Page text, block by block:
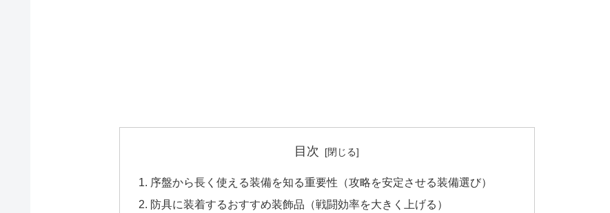
目次
序盤から長く使える装備を知る重要性（攻略を安定させる装備選び）
防具に装着するおすすめ装飾品（戦闘効率を大きく上げる）